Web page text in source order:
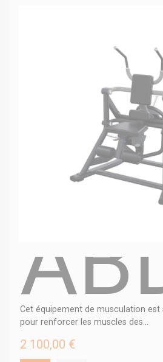
Cet équipement de musculation
pour renforcer les muscles des...
2 100,00 €